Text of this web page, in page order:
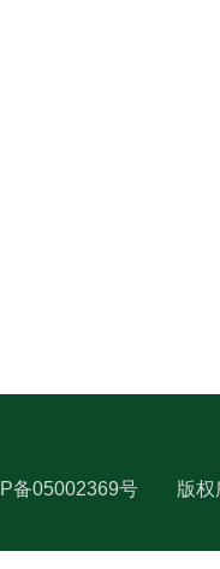
备05002369号 版